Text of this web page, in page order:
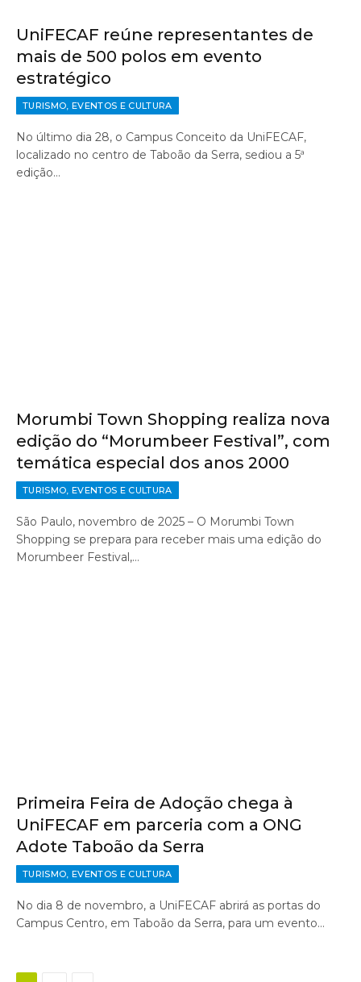
UniFECAF reúne representantes de
mais de 500 polos em evento
estratégico
TURISMO, EVENTOS E CULTURA
No último dia 28, o Campus Conceito da UniFECAF,
localizado no centro de Taboão da Serra, sediou a 5ª
edição…
Morumbi Town Shopping realiza nova
edição do “Morumbeer Festival”, com
temática especial dos anos 2000
TURISMO, EVENTOS E CULTURA
São Paulo, novembro de 2025 – O Morumbi Town
Shopping se prepara para receber mais uma edição do
Morumbeer Festival,…
Primeira Feira de Adoção chega à
UniFECAF em parceria com a ONG
Adote Taboão da Serra
TURISMO, EVENTOS E CULTURA
No dia 8 de novembro, a UniFECAF abrirá as portas do
Campus Centro, em Taboão da Serra, para um evento…